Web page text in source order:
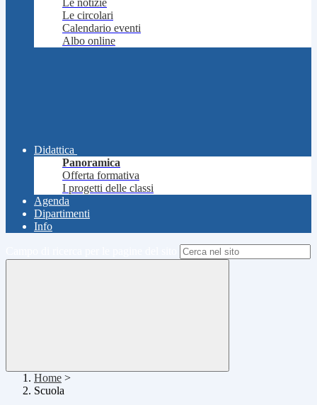
Le notizie
Le circolari
Calendario eventi
Albo online
Didattica
Panoramica
Offerta formativa
I progetti delle classi
Agenda
Dipartimenti
Info
Home >
Scuola